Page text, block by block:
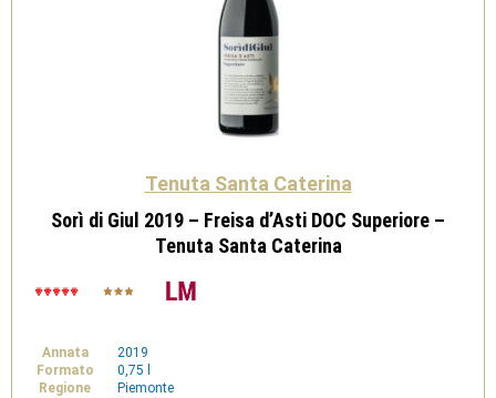
Tenuta Santa Caterina
Sorì di Giul 2019 – Freisa d’Asti DOC Superiore –
Tenuta Santa Caterina
Annata
2019
Formato
0,75 l
Regione
Piemonte